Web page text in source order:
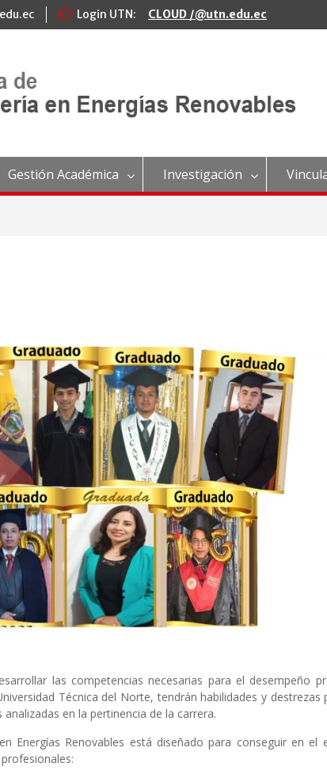
Login UTN: CLOUD /@utn.edu.ec
Gestión Académica Investigación
las competencias necesarias para el desempeño
Técnica del Norte, tendrán habilidades y
en la pertinencia de la carrera.
Energías Renovables está diseñado para conseguir en el